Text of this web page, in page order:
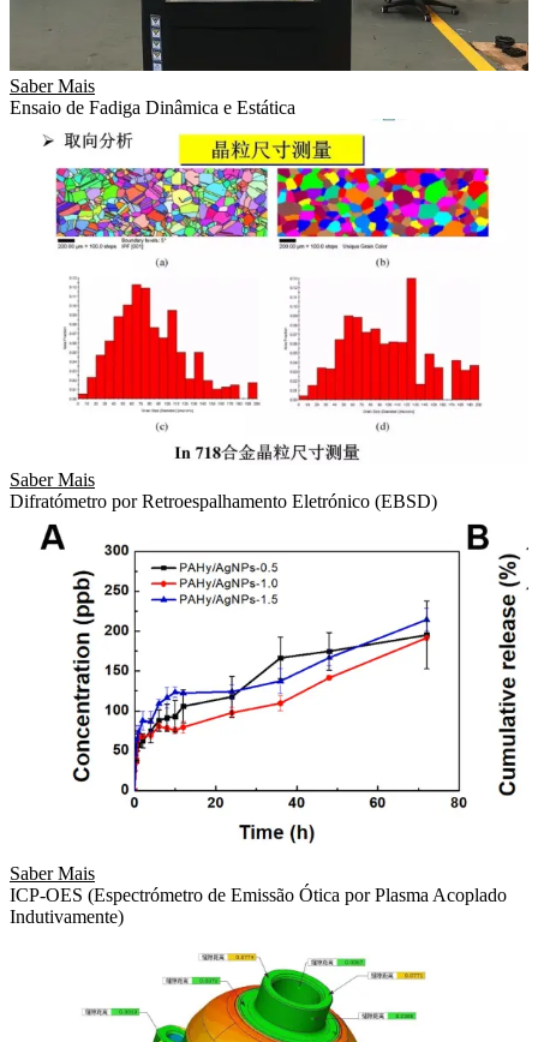
Saber Mais
Ensaio de Fadiga Dinâmica e Estática
Saber Mais
Difratómetro por Retroespalhamento Eletrónico (EBSD)
Saber Mais
ICP-OES (Espectrómetro de Emissão Ótica por Plasma Acoplado
Indutivamente)